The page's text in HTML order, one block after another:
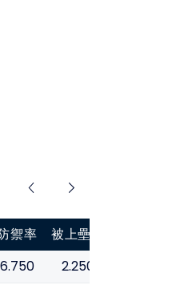
禦率 被上壘率
6.750
2.250